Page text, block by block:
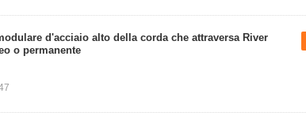
d'acciaio alto della corda che attraversa River
o permanente